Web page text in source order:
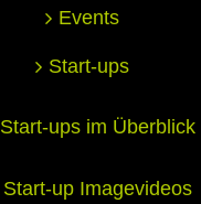
Events
Start-ups
Start-ups im Überblick
Start-up Imagevideos